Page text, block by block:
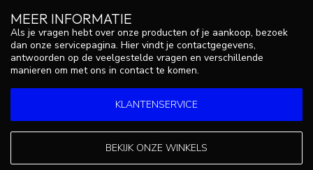
MEER INFORMATIE
Als je vragen hebt over onze producten of je aankoop, bezoek
dan onze servicepagina. Hier vindt je contactgegevens,
antwoorden op de veelgestelde vragen en verschillende
manieren om met ons in contact te komen.
KLANTENSERVICE
BEKIJK ONZE WINKELS